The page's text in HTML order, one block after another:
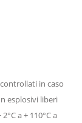
in caso
esplosivi liberi
a + 110°C a